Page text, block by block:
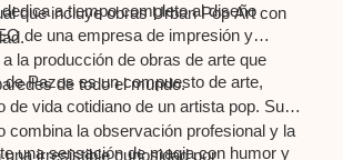
que incluye obras Urban Pop Art con
a tiempo completo al diseño
de una empresa de impresión y
la producción de obras de arte que
de todo el mundo.
de Pazos es un compuesto de arte,
de vida cotidiano de un artista pop. Su
combina la observación profesional y la
una irresistible curiosidad por
una sensación de magia con humor y